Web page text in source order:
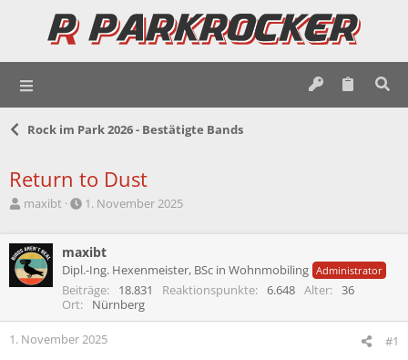
Rock im Park 2026 - Bestätigte Bands
Return to Dust
E
t
e
l
e
r
maxibt
E
t
e
l
t
a
1. November 2025
maxibt
Dipl.-Ing. Hexenmeister, BSc in Wohnmobiling Administrator
Beiträge 18.831 Reaktionspunkte 6.648 Alter
36
Ort
Nürnberg
1. November 2025 #1